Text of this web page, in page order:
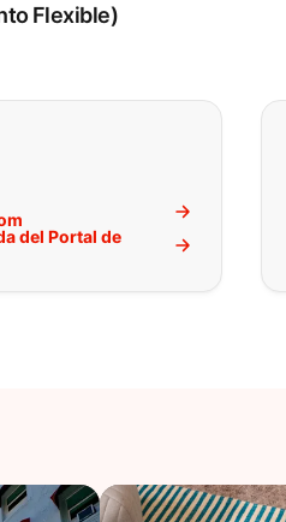
Flexible)
lo que
del Portal de